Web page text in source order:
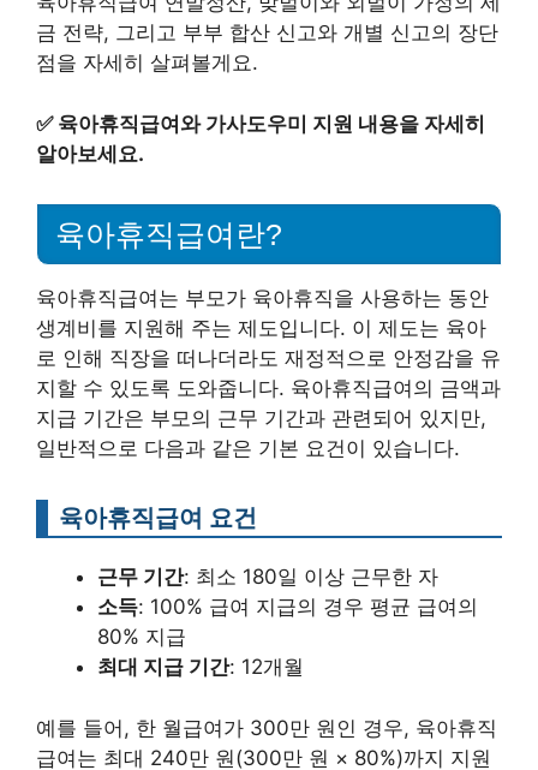
금 전략, 그리고 부부 합산 신고와 개별 신고의 장단
점을 자세히 살펴볼게요.
✅ 육아휴직급여와 가사도우미 지원 내용을 자세히
알아보세요.
육아휴직급여란?
육아휴직급여는 부모가 육아휴직을 사용하는 동안
생계비를 지원해 주는 제도입니다. 이 제도는 육아
로 인해 직장을 떠나더라도 재정적으로 안정감을 유
지할 수 있도록 도와줍니다. 육아휴직급여의 금액과
지급 기간은 부모의 근무 기간과 관련되어 있지만,
일반적으로 다음과 같은 기본 요건이 있습니다.
육아휴직급여 요건
근무 기간: 최소 180일 이상 근무한 자
소득: 100% 급여 지급의 경우 평균 급여의
80% 지급
최대 지급 기간: 12개월
예를 들어, 한 월급여가 300만 원인 경우, 육아휴직
급여는 최대 240만 원(300만 원 × 80%)까지 지원